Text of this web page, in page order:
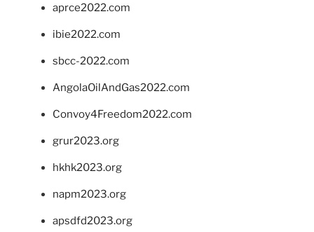
aprce2022.com
ibie2022.com
sbcc-2022.com
AngolaOilAndGas2022.com
Convoy4Freedom2022.com
grur2023.org
hkhk2023.org
napm2023.org
apsdfd2023.org